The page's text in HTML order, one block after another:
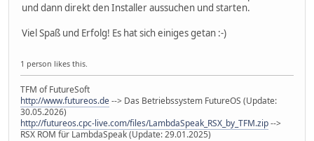
und dann direkt den Installer aussuchen und starten.
Viel Spaß und Erfolg! Es hat sich einiges getan :-)
1 person likes this.
TFM of FutureSoft
http://www.futureos.de--> Das Betriebssystem FutureOS (Update:
30.05.2026)
http://futureos.cpc-live.com/files/LambdaSpeak_RSX_by_TFM.zip-->
RSX ROM für LambdaSpeak (Update: 29.01.2025)